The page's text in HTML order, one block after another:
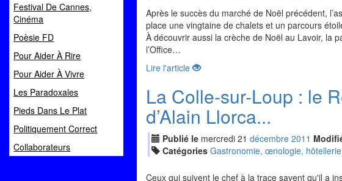
Festival De Cannes,
Cinéma
Poèsie FD
Pour Aider À Rire
Pour Aider À Vivre
Les Paradoxales
Pieds Dans Le Plat
Politiquement Correct
Collaborateurs
Après le succès du marché de Noël précédent,
place une vingtaine de chalets et un parcours
À découvrir aussi la crèche de Noël au Lavoir, la
l’Office…
Lire l'article
La Colle-sur-Loup : le
d’Alain Llorca...
Publié le mercredi 21 décembre 2011
Catégories Gastronomie, œnologie,
Ceux qui suivent le chef à la trace savent qu'il a